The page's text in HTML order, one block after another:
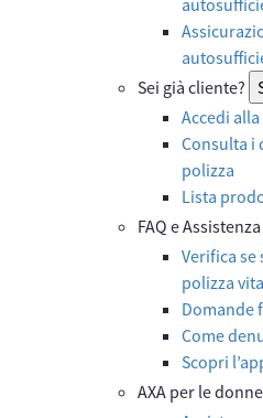
Sei già cliente?
Accedi
Consulta i
polizza
Lista
FAQ e Assistenza
Verifica
polizza vita
Domande
Come
Scopri
AXA per le donne